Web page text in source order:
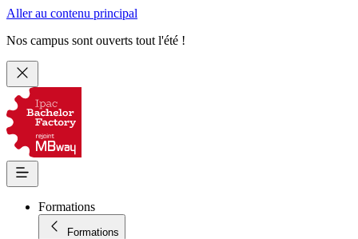
Aller au contenu principal
Nos campus sont ouverts tout l'été !
Formations
Formations